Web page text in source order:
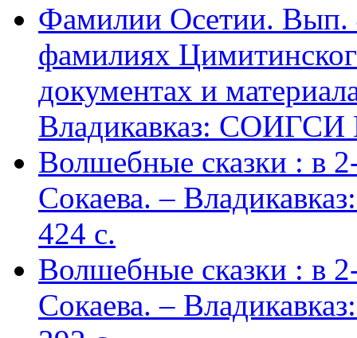
Фамилии Осетии. Вып.
фамилиях
документах и
Владикавказ:
Волшебные сказки : в
Сокаева. –
424 c.
Волшебные сказки : в
Сокаева. –